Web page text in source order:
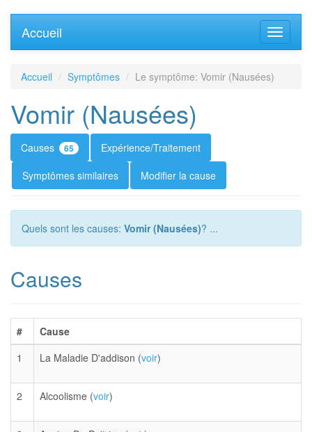
Accueil
Accueil Symptômes Le symptôme: Vomir (Nausées)
Vomir (Nausées)
Causes 65
Expérience/Traitement
Symptômes similaires
Modifier la cause
Quels sont les causes: Vomir (Nausées)? ...
Causes
#
Cause
1
La Maladie D'addison (voir)
2 Alcoolisme (voir)